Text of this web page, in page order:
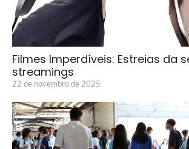
Filmes Imperdíveis: Estreias da
streamings
22 de novembro de 2025